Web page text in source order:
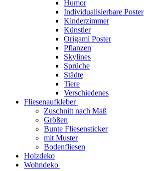
Humor
Individualisierbare Poster
Kinderzimmer
Künstler
Origami Poster
Pflanzen
Skylines
Sprüche
Städte
Tiere
Verschiedenes
Fliesenaufkleber
Zuschnitt nach Maß
Größen
Bunte Fliesensticker
mit Muster
Bodenfliesen
Holzdeko
Wohndeko